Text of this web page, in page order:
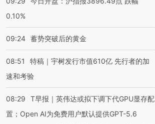
0.10%
09:24 蓄势突破后的黄金
08:51
特稿｜宇树发行市值610亿 先行者的加
速和考验
08:29
T早报｜英伟达或拟下调下代GPU显存配
置；Open AI为免费用户默认提供GPT-5.6